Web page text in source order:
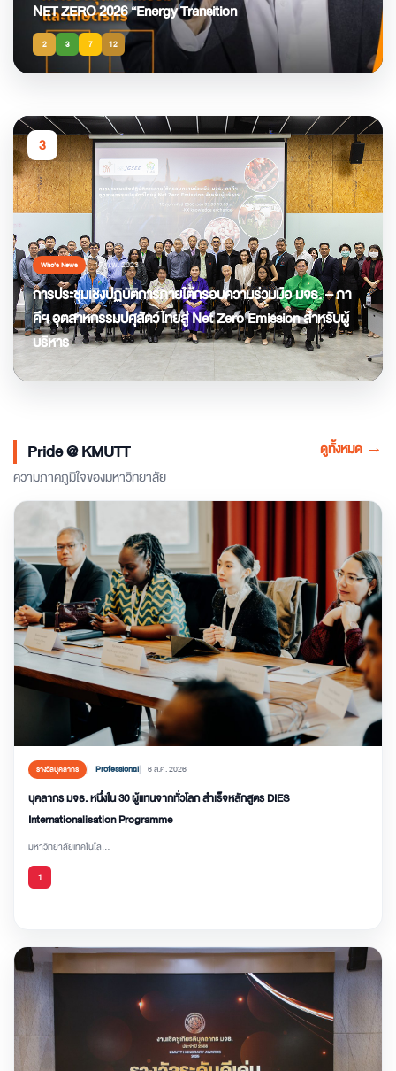
NET ZERO 2026 “Energy Transition
2 3 7 12
3
Who’s News 17 ก.พ. 2023
การประชุมเชิงปฏิบัติการภายใต้กรอบความร่วมมือ มจธ. – ภา
คีฯ อุตสาหกรรมปศุสัตว์ไทยสู่ Net Zero Emission สำหรับผู้
บริหาร
Pride @ KMUTT
ความภาคภูมิใจของมหาวิทยาลัย
ดูทั้งหมด →
รางวัลบุคลากร Professional 6 ส.ค. 2026
บุคลากร มจธ. หนึ่งใน 30 ผู้แทนจากทั่วโลก สำเร็จหลักสูตร DIES
Internationalisation Programme
มหาวิทยาลัยเทคโนโล...
1